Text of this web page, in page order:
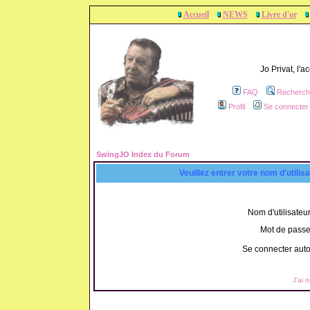
Accueil NEWS Livre d'or
Jo Privat,
FAQ
Profil
Se
SwingJO Index du Forum
Veuillez entrer votre nom
Nom
Mot de
Se connecter
J'ai